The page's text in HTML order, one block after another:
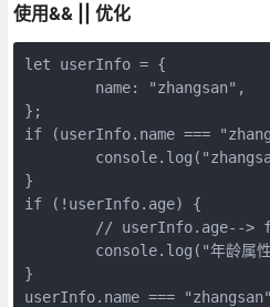
使用&& || 优化
let userInfo = {
};
if (userInfo.name ===
}
if (!userInfo.age) {
}
userInfo.name ===